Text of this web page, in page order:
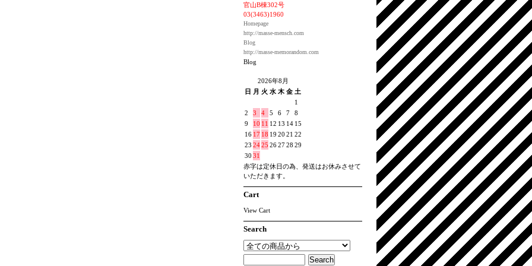
官山B棟302号
03(3463)1960
Homepage
http://masse-mensch.com
Blog
http://masse-memorandom.com
Blog
2026年8月
日 月 火 水 木 金 土
1
2
3 4 5 6 7
8
9
10 11 12 13 14 15
16 17 18 19 20 21 22
23 2425 262728 29
30 31
赤字は定休日の為、発送はお休みさせて
いただきます。
Cart
View Cart
Search